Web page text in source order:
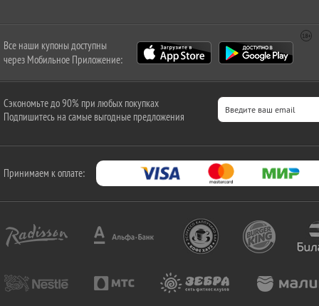
Все наши купоны доступны
через Мобильное Приложение:
Сэкономьте до 90% при любых покупках
Подпишитесь на самые выгодные предложения
Принимаем к оплате: